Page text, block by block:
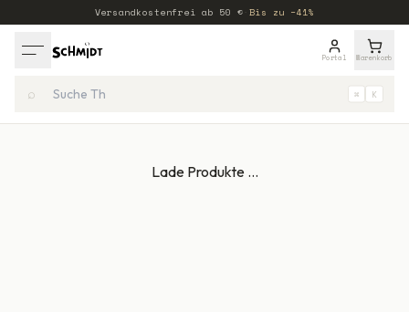
Versandkostenfrei ab 50 € Bis zu −41%
Portal Warenkorb
⌕ ⌘ K
Lade Produkte …